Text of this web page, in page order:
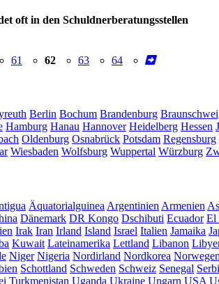
oft in den Schuldnerberatungsstellen
61 62 63 64
Berlin Bochum Brandenburg
Hamburg Hanau Hannover Heidelberg Hessen
Oldenburg Osnabrück Potsdam Regensburg
Wiesbaden Wolfsburg Wuppertal Würzburg
Äquatorialguinea Argentinien Armenien
Dänemark DR Kongo Dschibuti Ecuador El
Irak Iran Irland Island Israel Italien Jamaika
Kuwait Lateinamerika Lettland Libanon
Niger Nigeria Nordirland Nordkorea Norwegen
Schottland Schweden Schweiz Senegal
Turkmenistan Uganda Ukraine Ungarn USA